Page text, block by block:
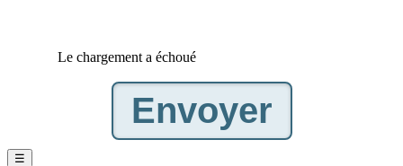
Le chargement a échoué
☰